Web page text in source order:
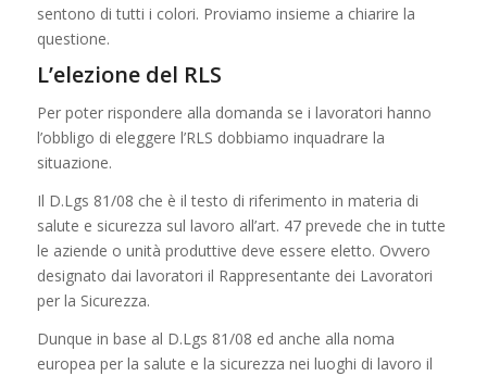
sentono di tutti i colori. Proviamo insieme a chiarire la
questione.
L’elezione del RLS
Per poter rispondere alla domanda se i lavoratori hanno
l’obbligo di eleggere l’RLS dobbiamo inquadrare la
situazione.
Il D.Lgs 81/08 che è il testo di riferimento in materia di
salute e sicurezza sul lavoro all’art. 47 prevede che in tutte
le aziende o unità produttive deve essere eletto. Ovvero
designato dai lavoratori il Rappresentante dei Lavoratori
per la Sicurezza.
Dunque in base al D.Lgs 81/08 ed anche alla noma
europea per la salute e la sicurezza nei luoghi di lavoro il